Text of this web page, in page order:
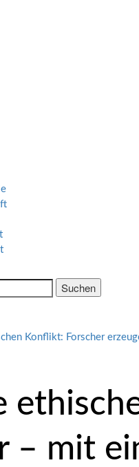
Konflikt: Forscher
– mit